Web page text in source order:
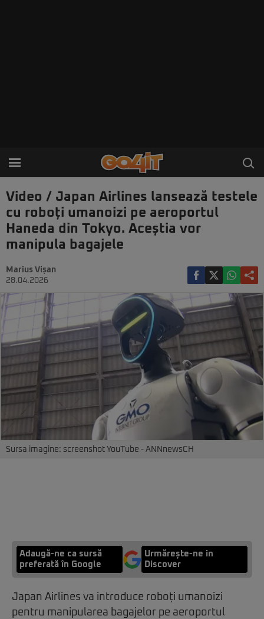
Video / Japan Airlines lansează testele
cu roboți umanoizi pe aeroportul
Haneda din Tokyo. Aceștia vor
manipula bagajele
Marius Vișan
28.04.2026
Sursa imagine: screenshot YouTube - ANNnewsCH
Adaugă-ne ca sursă
preferată în Google
Urmărește-ne in
Discover
Japan Airlines va introduce roboți umanoizi
pentru manipularea bagajelor pe aeroportul